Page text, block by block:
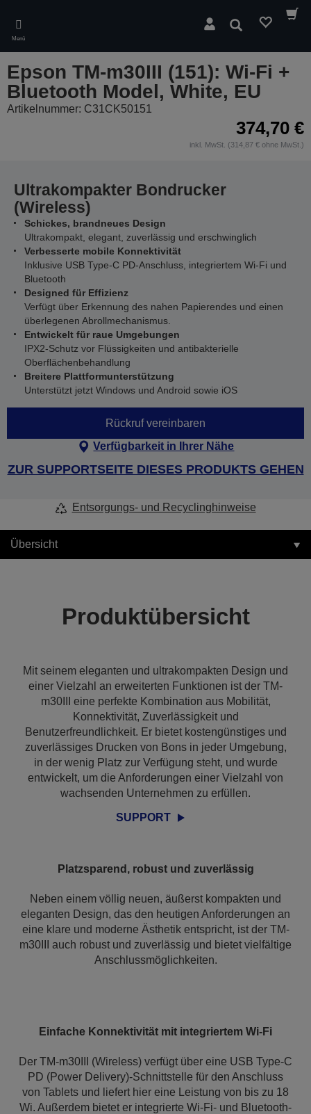
main
content
Menü
Suchen
Epson TM-m30III (151): Wi-Fi +
Bluetooth Model, White, EU
Artikelnummer: C31CK50151
374,70 €
inkl. MwSt. (314,87 € ohne MwSt.)
Ultrakompakter Bondrucker
(Wireless)
Schickes, brandneues Design
Ultrakompakt, elegant, zuverlässig und erschwinglich
Verbesserte mobile Konnektivität
Inklusive USB Type-C PD-Anschluss, integriertem Wi-Fi und
Bluetooth
Designed für Effizienz
Verfügt über Erkennung des nahen Papierendes und einen
überlegenen Abrollmechanismus.
Entwickelt für raue Umgebungen
IPX2-Schutz vor Flüssigkeiten und antibakterielle
Oberflächenbehandlung
Breitere Plattformunterstützung
Unterstützt jetzt Windows und Android sowie iOS
Rückruf vereinbaren
Verfügbarkeit in Ihrer Nähe
ZUR SUPPORTSEITE DIESES PRODUKTS GEHEN
Entsorgungs- und Recyclinghinweise
Übersicht
Produktübersicht
Mit seinem eleganten und ultrakompakten Design und
einer Vielzahl an erweiterten Funktionen ist der TM-
m30III eine perfekte Kombination aus Mobilität,
Konnektivität, Zuverlässigkeit und
Benutzerfreundlichkeit. Er bietet kostengünstiges und
zuverlässiges Drucken von Bons in jeder Umgebung,
in der wenig Platz zur Verfügung steht, und wurde
entwickelt, um die Anforderungen einer Vielzahl von
wachsenden Unternehmen zu erfüllen.
SUPPORT
Platzsparend, robust und zuverlässig
Neben einem völlig neuen, äußerst kompakten und
eleganten Design, das den heutigen Anforderungen an
eine klare und moderne Ästhetik entspricht, ist der TM-
m30III auch robust und zuverlässig und bietet vielfältige
Anschlussmöglichkeiten.
Einfache Konnektivität mit integriertem Wi-Fi
Der TM-m30III (Wireless) verfügt über eine USB Type-C
PD (Power Delivery)-Schnittstelle für den Anschluss
von Tablets und liefert hier eine Leistung von bis zu 18
Wi. Außerdem bietet er integrierte Wi-Fi- und Bluetooth-